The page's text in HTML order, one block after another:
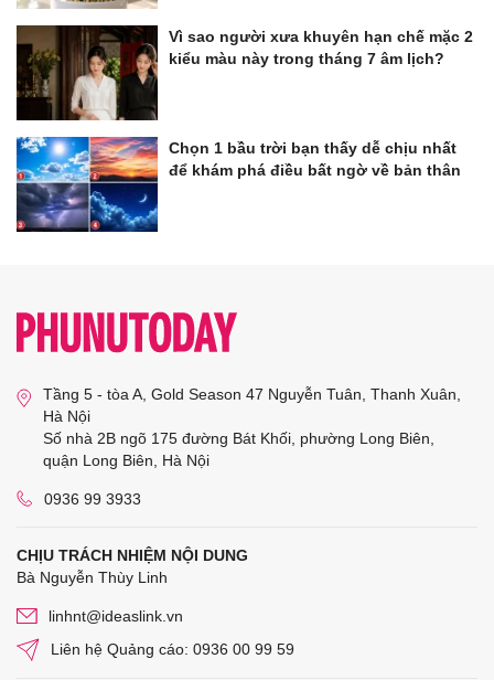
Vì sao người xưa khuyên hạn chế mặc 2
kiểu màu này trong tháng 7 âm lịch?
Chọn 1 bầu trời bạn thấy dễ chịu nhất
để khám phá điều bất ngờ về bản thân
Tầng 5 - tòa A, Gold Season 47 Nguyễn Tuân, Thanh Xuân,
Hà Nội
Số nhà 2B ngõ 175 đường Bát Khối, phường Long Biên,
quận Long Biên, Hà Nội
0936 99 3933
CHỊU TRÁCH NHIỆM NỘI DUNG
Bà Nguyễn Thùy Linh
linhnt@ideaslink.vn
Liên hệ Quảng cáo: 0936 00 99 59